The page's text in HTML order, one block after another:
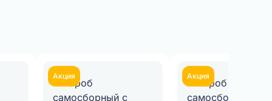
Акция Акция